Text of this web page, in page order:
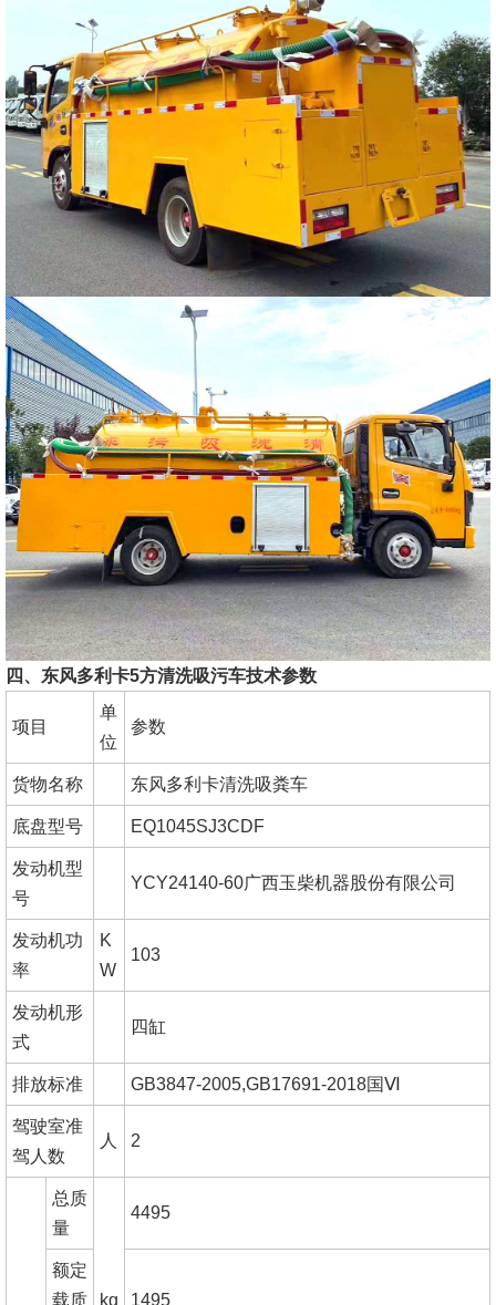
四、东风多利卡5方清洗吸污车技术参数
项目
单
位
参数
货物名称 东风多利卡清洗吸粪车
底盘型号 EQ1045SJ3CDF
发动机型
号
YCY24140-60广西玉柴机器股份有限公司
发动机功
率
K
W
103
发动机形
式
四缸
排放标准 GB3847-2005,GB17691-2018国Ⅵ
驾驶室准
驾人数
人 2
总质
量
kg
4495
额定
载质
1495